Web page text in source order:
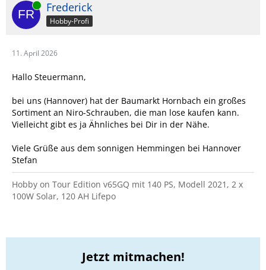
Online Frederick
Hobby-Profi
11. April 2026
Hallo Steuermann,
bei uns (Hannover) hat der Baumarkt Hornbach ein großes
Sortiment an Niro-Schrauben, die man lose kaufen kann.
Vielleicht gibt es ja Ähnliches bei Dir in der Nähe.
Viele Grüße aus dem sonnigen Hemmingen bei Hannover
Stefan
Hobby on Tour Edition v65GQ mit 140 PS, Modell 2021, 2 x
100W Solar, 120 AH Lifepo
Jetzt mitmachen!